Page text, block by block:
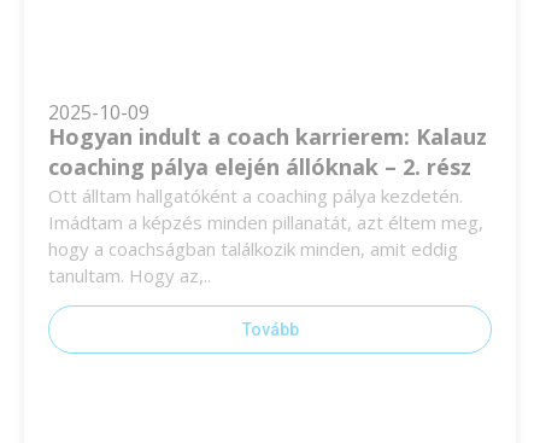
2025-10-09
Hogyan indult a coach karrierem: Kalauz
coaching pálya elején állóknak – 2. rész
Ott álltam hallgatóként a coaching pálya kezdetén.
Imádtam a képzés minden pillanatát, azt éltem meg,
hogy a coachságban találkozik minden, amit eddig
tanultam. Hogy az,..
Tovább